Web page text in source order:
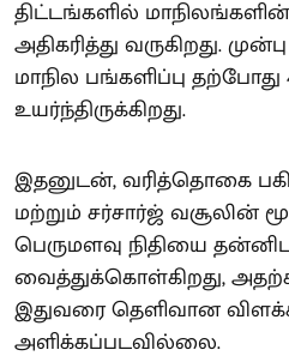
திட்டங்களில்
அதிகரித்து வருகிறது.
மாநில பங்களிப்பு
உயர்ந்திருக்கிறது.
இதனுடன், வரித்தொகை
மற்றும் சர்சார்ஜ் வசூலின்
பெருமளவு நிதியை
வைத்துக்கொள்கிறது,
இதுவரை தெளிவான
அளிக்கப்படவில்லை.